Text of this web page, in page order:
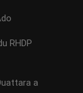
RHDP
a